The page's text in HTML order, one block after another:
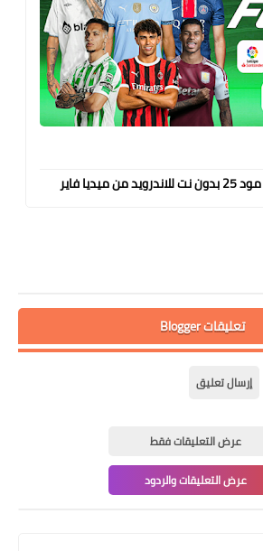
تعليقات Blogger
إرسال تعليق
عرض التعليقات فقط
عرض التعليقات والردود